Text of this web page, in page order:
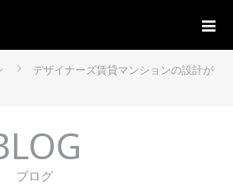
デザイナーズ賃貸マンションの設計が
ブログ